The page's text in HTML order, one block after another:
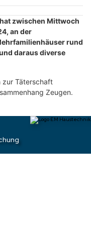
zwischen Mittwoch
an der
rund
daraus diverse
zur Täterschaft
Zeugen.
in